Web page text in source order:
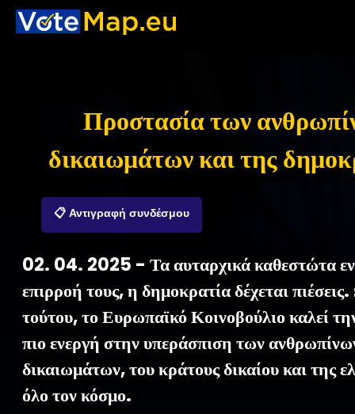
Προστασία των
δικαιωμάτων και της
📋 Αντιγραφή συνδέσμου
02. 04. 2025 - Τα αυταρχικά καθεστώτα
επιρροή τους, η δημοκρατία δέχεται
τούτου, το Ευρωπαϊκό Κοινοβούλιο καλεί
πιο ενεργή στην υπεράσπιση των
δικαιωμάτων, του κράτους δικαίου και της
όλο τον κόσμο.